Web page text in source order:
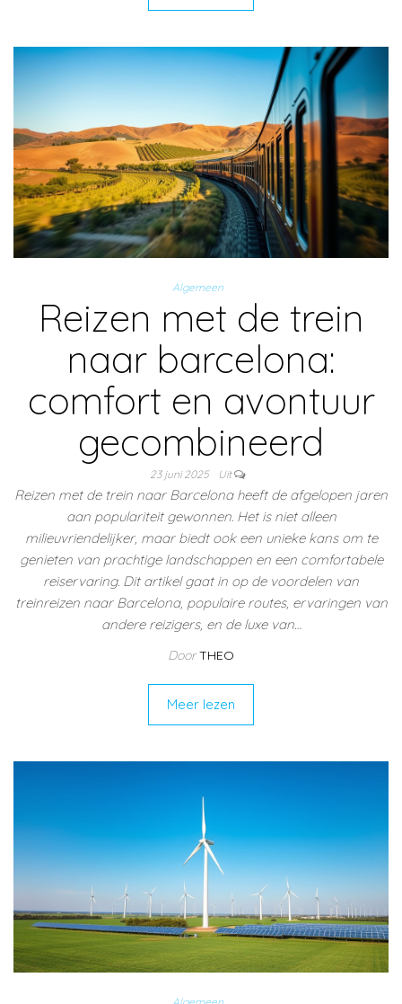
Algemeen
Reizen met de trein
naar barcelona:
comfort en avontuur
gecombineerd
23 juni 2025 Uit
Reizen met de trein naar Barcelona heeft de afgelopen jaren
aan populariteit gewonnen. Het is niet alleen
milieuvriendelijker, maar biedt ook een unieke kans om te
genieten van prachtige landschappen en een comfortabele
reiservaring. Dit artikel gaat in op de voordelen van
treinreizen naar Barcelona, populaire routes, ervaringen van
andere reizigers, en de luxe van…
Door THEO
Meer lezen